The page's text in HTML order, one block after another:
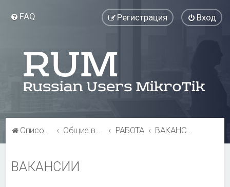
FAQ Вход
Регистрация
Список форумов Общие вопросы РАБОТА ВАКАНСИИ
ВАКАНСИИ